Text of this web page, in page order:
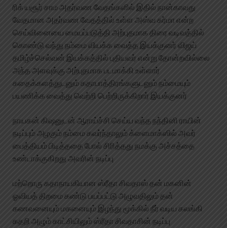
ரிக் யசூர் சாம அதர்வண வேதங்களில் இதில் நான்காவது
வேதமான அதர்வண வேதத்தில் உள்ள அஸ்வ கர்மா என்ற
செய்வினையை மையப்படுத்தி அற்புதமாக திரை வடிவத்தில்
கொண்டு வந்து நம்மை வியக்க வைத்த இயக்குனர் விஜய்
தமிழ்ச்செல்வன் இயக்கத்தில் புதியவர் என்று தோன்றவில்லை
அந்த அளவுக்கு அற்புதமாக படமாக்கி உள்ளார்
கதைக்களத்துடனும் கதாபாத்திரங்களுடனும் நம்மையும்
பயணிக்க வைத்து வெற்றி பெற்றிருக்கிறார் இயக்குனர்
நாயகன் கிஷனுடன் ஆராய்ச்சி செய்ய வந்த நந்தினி ராயின்
நடிப்பும் அழகும் நம்மை கவர்ந்தாலும் க்ளைமாக்ஸில் அவர்
பைத்தியம் பிடித்ததை போல் சிரித்தது நமக்கு அச்சத்தை
உண்டாக்குகிறது அவரின் நடிப்பு
மற்றொரு கதாநாயகியான ஸ்ரீதா சிவதாஸ் தன் மகனின்
ஓவியத் திறமை கண்டு பயப்பட்டு அழுவதிலும் தன்
கணவனையும் மகனையும் இழந்து மூக்கில் நீர் வடிய கலங்கி
கதறி அழும் காட்சியிலும் ஸ்ரீதா சிவதாசின் நடிப்பு